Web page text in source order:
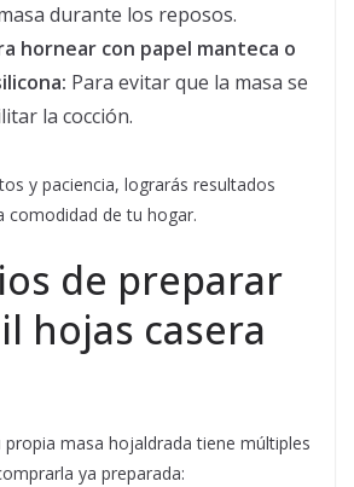
durante los reposos.
hornear con papel manteca o
Para evitar que la masa se
la cocción.
y paciencia, lograrás resultados
comodidad de tu hogar.
de preparar
hojas casera
masa hojaldrada tiene múltiples
ya preparada: